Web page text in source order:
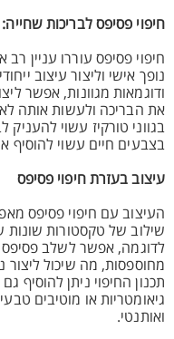
חיפוי פסיפס לבריכות
חיפוי פסיפס עוררו עניין
נופך אישי וליצור עיצוב
ודוגמאות מגוונות, אפשר
את הבריכה ולעשות אותה
בגווני טורקיז עשוי
בצבעים חיים עשוי להוסיף
עיצוב בעזרת חיפוי פסיפס
העיצוב עם חיפוי פסיפס
שילוב של טקסטורות שונות
לדוגמה, אפשר לשלב
מחוספסות, מה שיכול ליצור
תכנון החיפוי ניתן להוסיף
גיאומטריות או מוטיבים
ואותנטי.